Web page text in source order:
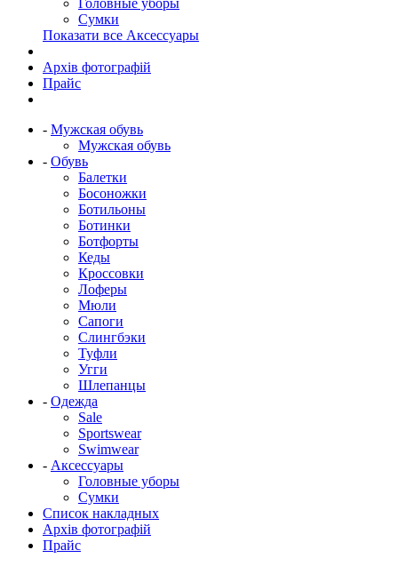
Сумки
Показати все Аксессуары
Архів фотографій
Прайс
- Мужская обувь
Мужская обувь
- Обувь
Балетки
Босоножки
Ботильоны
Ботинки
Ботфорты
Кеды
Кроссовки
Лоферы
Мюли
Сапоги
Слингбэки
Туфли
Угги
Шлепанцы
- Одежда
Sale
Sportswear
Swimwear
- Аксессуары
Головные уборы
Сумки
Список накладных
Архів фотографій
Прайс